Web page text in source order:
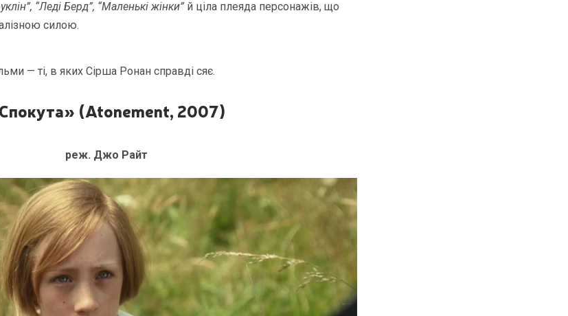
“Леді Берд”, “Маленькі жінки” й ціла плеяда персонажів, що
силою.
— ті, в яких Сірша Ронан справді сяє.
(Atonement, 2007)
реж. Джо Райт